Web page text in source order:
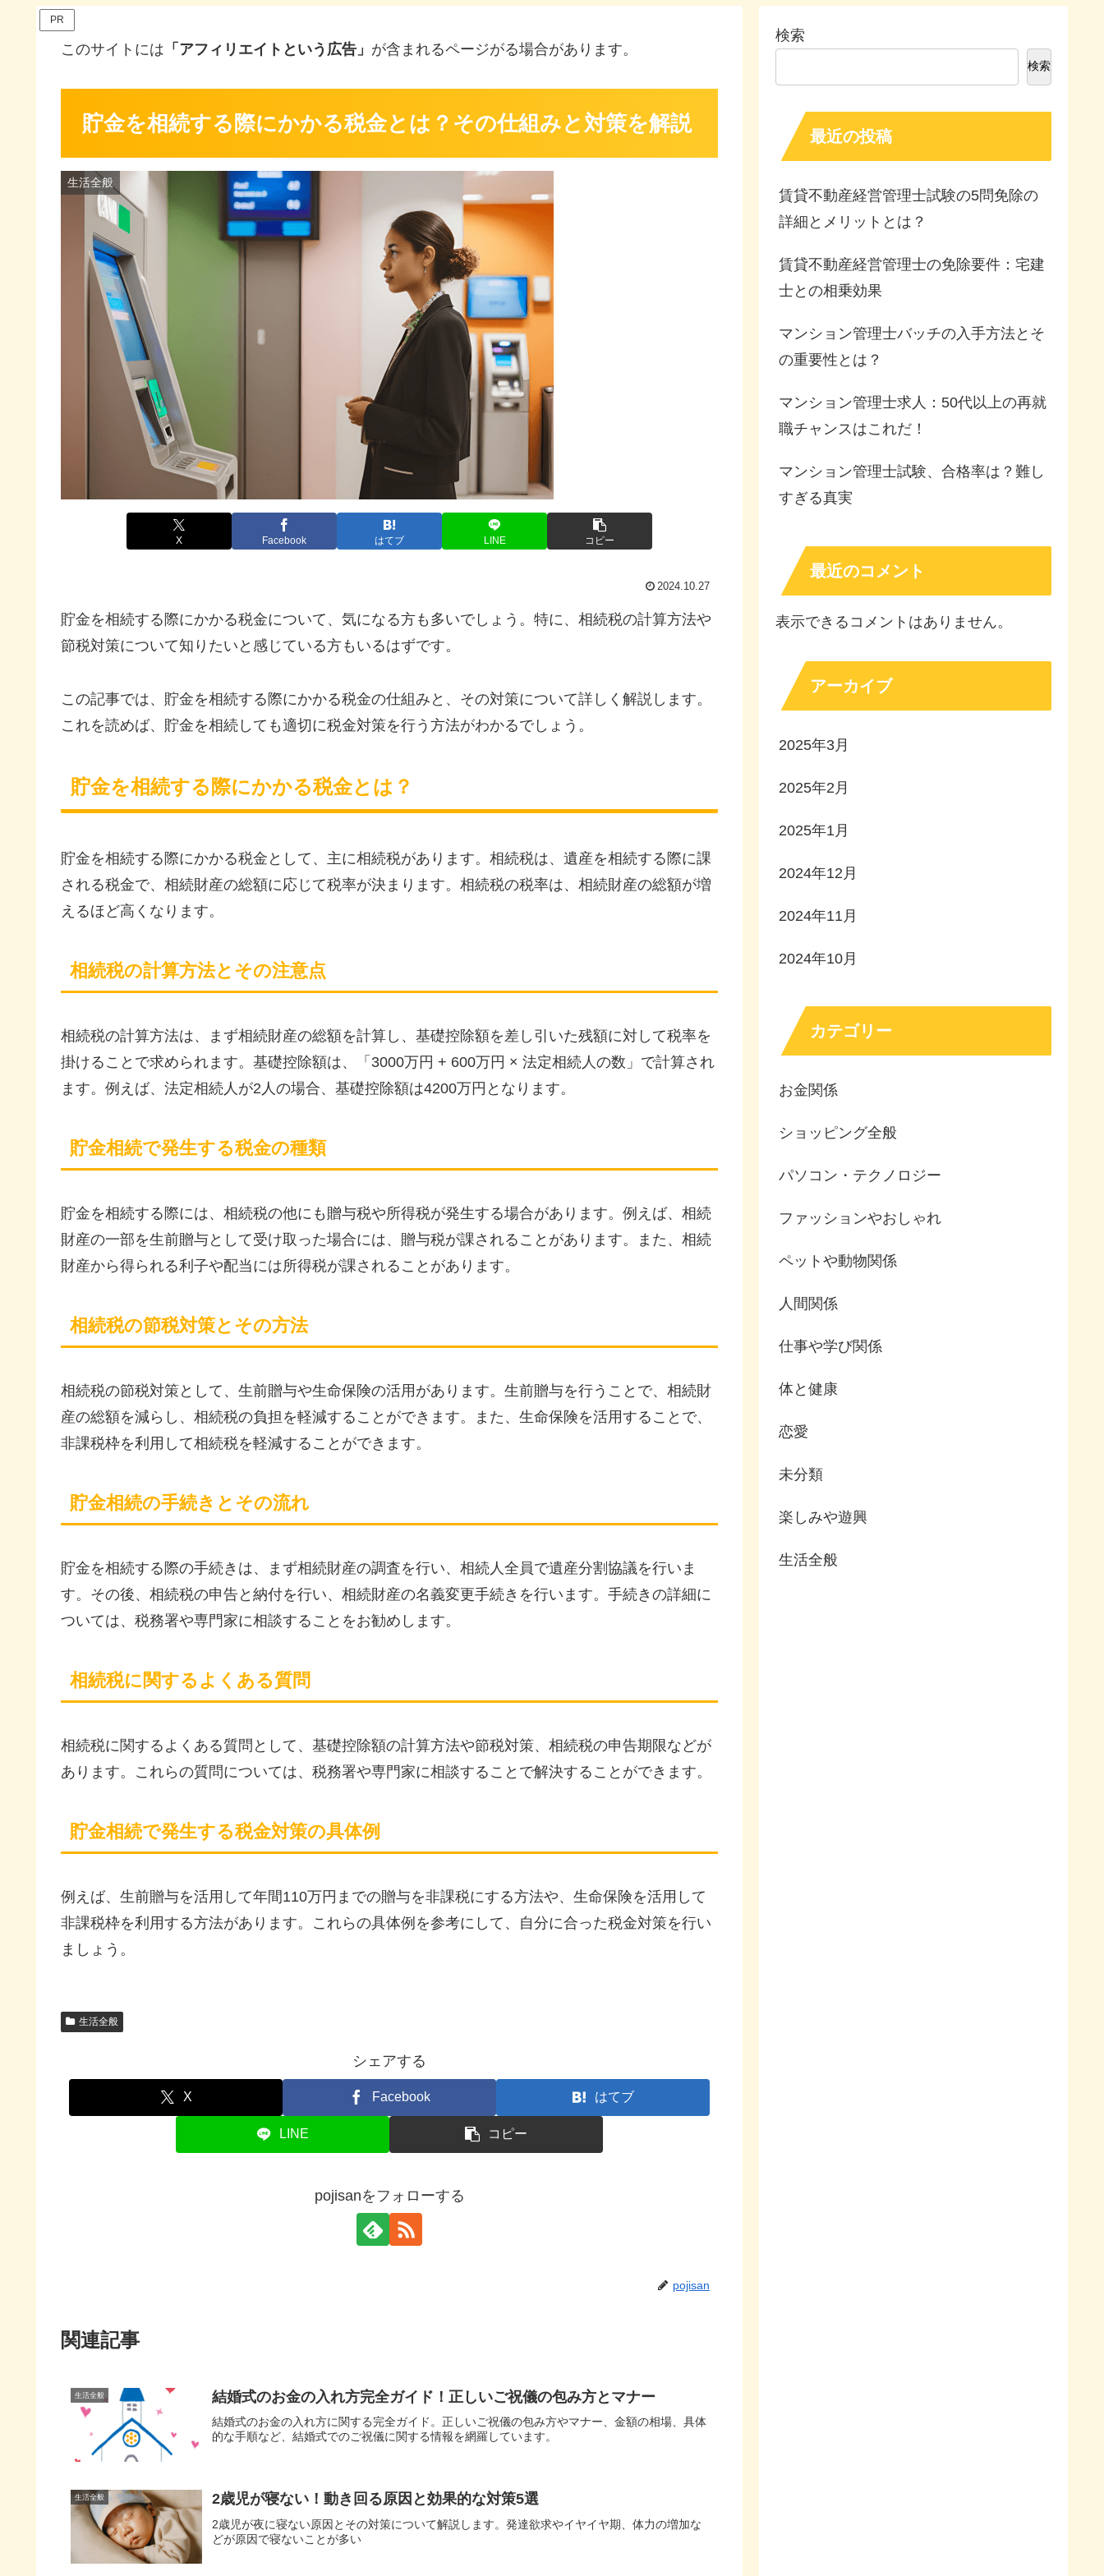
PR
このサイトには 「アフィリエイトという広告」 が含まれるページがる場合があります。
貯金を相続する際にかかる税金とは？その仕組みと対策を解説
生活全般
X Facebook はてブ LINE コピー
2024.10.27
貯金を相続する際にかかる税金について、気になる方も多いでしょう。特に、相続税の計算方法や
節税対策について知りたいと感じている方もいるはずです。
この記事では、貯金を相続する際にかかる税金の仕組みと、その対策について詳しく解説します。
これを読めば、貯金を相続しても適切に税金対策を行う方法がわかるでしょう。
貯金を相続する際にかかる税金とは？
貯金を相続する際にかかる税金として、主に相続税があります。相続税は、遺産を相続する際に課
される税金で、相続財産の総額に応じて税率が決まります。相続税の税率は、相続財産の総額が増
えるほど高くなります。
相続税の計算方法とその注意点
相続税の計算方法は、まず相続財産の総額を計算し、基礎控除額を差し引いた残額に対して税率を
掛けることで求められます。基礎控除額は、「3000万円 + 600万円 × 法定相続人の数」で計算され
ます。例えば、法定相続人が2人の場合、基礎控除額は4200万円となります。
貯金相続で発生する税金の種類
貯金を相続する際には、相続税の他にも贈与税や所得税が発生する場合があります。例えば、相続
財産の一部を生前贈与として受け取った場合には、贈与税が課されることがあります。また、相続
財産から得られる利子や配当には所得税が課されることがあります。
相続税の節税対策とその方法
相続税の節税対策として、生前贈与や生命保険の活用があります。生前贈与を行うことで、相続財
産の総額を減らし、相続税の負担を軽減することができます。また、生命保険を活用することで、
非課税枠を利用して相続税を軽減することができます。
貯金相続の手続きとその流れ
貯金を相続する際の手続きは、まず相続財産の調査を行い、相続人全員で遺産分割協議を行いま
す。その後、相続税の申告と納付を行い、相続財産の名義変更手続きを行います。手続きの詳細に
ついては、税務署や専門家に相談することをお勧めします。
相続税に関するよくある質問
相続税に関するよくある質問として、基礎控除額の計算方法や節税対策、相続税の申告期限などが
あります。これらの質問については、税務署や専門家に相談することで解決することができます。
貯金相続で発生する税金対策の具体例
例えば、生前贈与を活用して年間110万円までの贈与を非課税にする方法や、生命保険を活用して
非課税枠を利用する方法があります。これらの具体例を参考にして、自分に合った税金対策を行い
ましょう。
生活全般
シェアする
X Facebook はてブ
LINE コピー
pojisanをフォローする
pojisan
関連記事
生活全般 結婚式のお金の入れ方完全ガイド！正しいご祝儀の包み方とマナー
結婚式のお金の入れ方に関する完全ガイド。正しいご祝儀の包み方やマナー、金額の相場、具体
的な手順など、結婚式でのご祝儀に関する情報を網羅しています。
生活全般 2歳児が寝ない！動き回る原因と効果的な対策5選
2歳児が夜に寝ない原因とその対策について解説します。発達欲求やイヤイヤ期、体力の増加な
どが原因で寝ないことが多い
検索
検索
最近の投稿
賃貸不動産経営管理士試験の5問免除の
詳細とメリットとは？
賃貸不動産経営管理士の免除要件：宅建
士との相乗効果
マンション管理士バッチの入手方法とそ
の重要性とは？
マンション管理士求人：50代以上の再就
職チャンスはこれだ！
マンション管理士試験、合格率は？難し
すぎる真実
最近のコメント
表示できるコメントはありません。
アーカイブ
2025年3月
2025年2月
2025年1月
2024年12月
2024年11月
2024年10月
カテゴリー
お金関係
ショッピング全般
パソコン・テクノロジー
ファッションやおしゃれ
ペットや動物関係
人間関係
仕事や学び関係
体と健康
恋愛
未分類
楽しみや遊興
生活全般